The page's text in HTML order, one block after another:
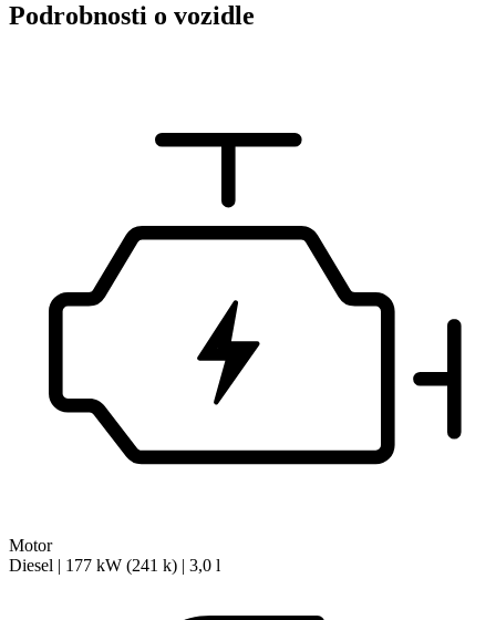
Podrobnosti o vozidle
Motor
Diesel | 177 kW (241 k) | 3,0 l